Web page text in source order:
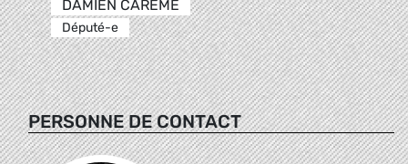
DAMIEN CARÊME
Député-e
PERSONNE DE CONTACT